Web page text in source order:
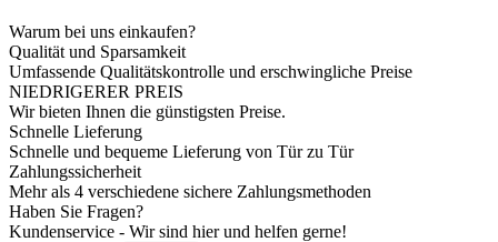
Warum bei uns einkaufen?
Qualität und Sparsamkeit
Umfassende Qualitätskontrolle und erschwingliche Preise
NIEDRIGERER PREIS
Wir bieten Ihnen die günstigsten Preise.
Schnelle Lieferung
Schnelle und bequeme Lieferung von Tür zu Tür
Zahlungssicherheit
Mehr als 4 verschiedene sichere Zahlungsmethoden
Haben Sie Fragen?
Kundenservice - Wir sind hier und helfen gerne!